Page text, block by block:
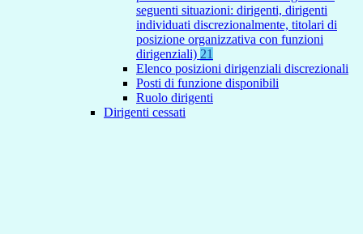
seguenti situazioni: dirigenti, dirigenti
individuati discrezionalmente, titolari di
posizione organizzativa con funzioni
dirigenziali) 21
Elenco posizioni dirigenziali discrezionali
Posti di funzione disponibili
Ruolo dirigenti
Dirigenti cessati